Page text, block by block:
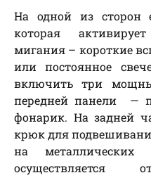
На одной из сторон
которая
мигания – короткие
или постоянное
включить три
передней панели —
фонарик. На задней
крюк для
на металлических